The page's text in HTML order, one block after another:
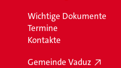
Wichtige Dokumente
Termine
Kontakte
Gemeinde Vaduz